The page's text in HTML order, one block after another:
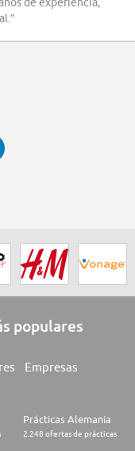
populares
Empresas
Prácticas Alemania
2.248 ofertas de prácticas